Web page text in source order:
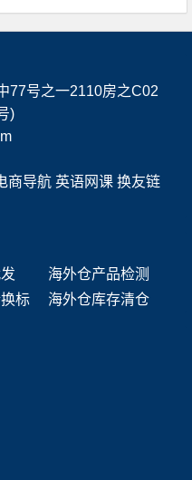
77号之一2110房之C02
)
商导航 英语网课 换友链
海外仓产品检测
标 海外仓库存清仓